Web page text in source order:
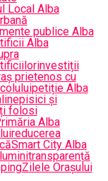
Local Alba
publice Alba
Alba
investiții
prietenos cu
petiție Alba
pisici și
folosi
Alba
reducerea
Smart City Alba
transparență
Zilele Orașului